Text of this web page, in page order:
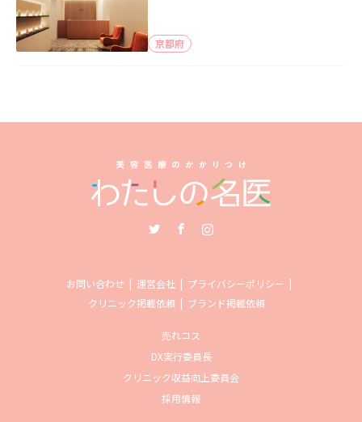
京都府
お問い合わせ 運営会社
プライバシーポリシー
クリニック掲載依頼
ブランド掲載依頼
売れコス
DX実行委員長
クリニック収益向上委員会
採用情報